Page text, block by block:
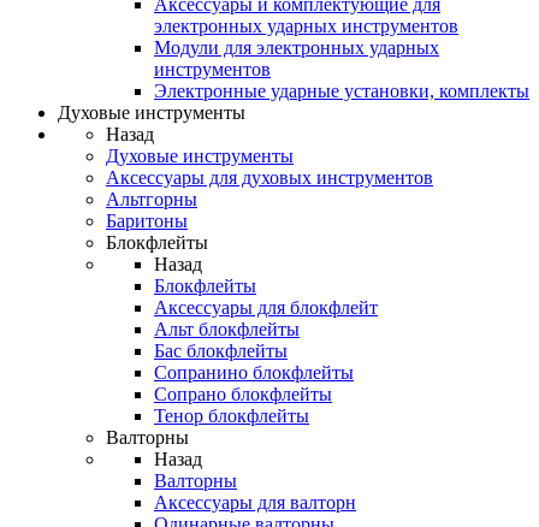
Аксессуары и комплектующие для
электронных ударных инструментов
Модули для электронных ударных
инструментов
Электронные ударные установки, комплекты
Духовые инструменты
Назад
Духовые инструменты
Аксессуары для духовых инструментов
Альтгорны
Баритоны
Блокфлейты
Назад
Блокфлейты
Аксессуары для блокфлейт
Альт блокфлейты
Бас блокфлейты
Сопранино блокфлейты
Сопрано блокфлейты
Тенор блокфлейты
Валторны
Назад
Валторны
Аксессуары для валторн